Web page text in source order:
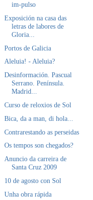
im-pulso
Exposición na casa das
letras de labores de
Gloria...
Portos de Galicia
Aleluia! - Aleluia?
Desinformación. Pascual
Serrano. Península.
Madrid...
Curso de reloxios de Sol
Bica, da a man, di hola...
Contrarestando as perseidas
Os tempos son chegados?
Anuncio da carreira de
Santa Cruz 2009
10 de agosto con Sol
Unha obra rápida